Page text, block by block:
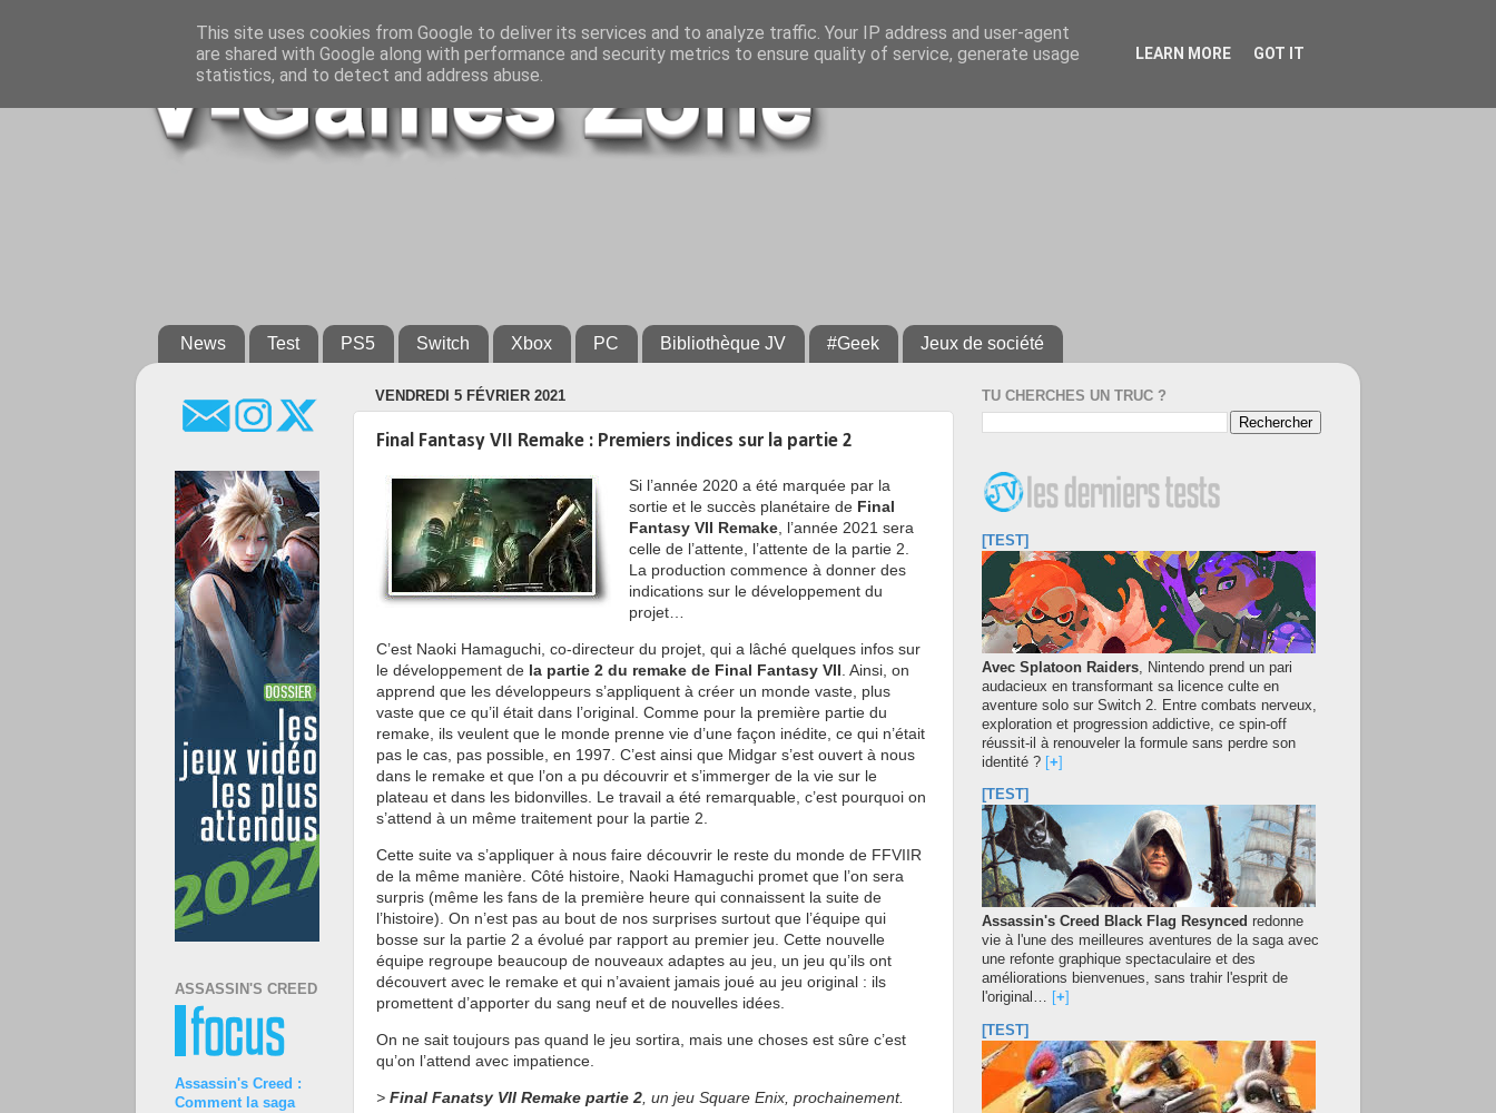
News Test PS5 Switch Xbox PC Bibliothèque JV #Geek Jeux de société
VENDREDI 5 FÉVRIER 2021
Final Fantasy VII Remake : Premiers indices sur la partie 2
Si l’année 2020 a été marquée par la
sortie et le succès planétaire de Final
Fantasy VII Remake, l’année 2021 sera
celle de l’attente, l’attente de la partie 2.
La production commence à donner des
indications sur le développement du
projet…
C’est Naoki Hamaguchi, co-directeur du projet, qui a lâché quelques infos sur
le développement de la partie 2 du remake de Final Fantasy VII . Ainsi, on
apprend que les développeurs s’appliquent à créer un monde vaste, plus
vaste que ce qu’il était dans l’original. Comme pour la première partie du
remake, ils veulent que le monde prenne vie d’une façon inédite, ce qui n’était
pas le cas, pas possible, en 1997. C’est ainsi que Midgar s’est ouvert à nous
dans le remake et que l’on a pu découvrir et s’immerger de la vie sur le
plateau et dans les bidonvilles. Le travail a été remarquable, c’est pourquoi on
s’attend à un même traitement pour la partie 2.
Cette suite va s’appliquer à nous faire découvrir le reste du monde de FFVIIR
de la même manière. Côté histoire, Naoki Hamaguchi promet que l’on sera
surpris (même les fans de la première heure qui connaissent la suite de
l’histoire). On n’est pas au bout de nos surprises surtout que l’équipe qui
bosse sur la partie 2 a évolué par rapport au premier jeu. Cette nouvelle
équipe regroupe beaucoup de nouveaux adaptes au jeu, un jeu qu’ils ont
découvert avec le remake et qui n’avaient jamais joué au jeu original : ils
promettent d’apporter du sang neuf et de nouvelles idées.
On ne sait toujours pas quand le jeu sortira, mais une choses est sûre c’est
qu’on l’attend avec impatience.
> Final Fanatsy VII Remake partie 2 , un jeu Square Enix, prochainement.
ASSASSIN'S CREED
Assassin's Creed :
Comment la saga
TU CHERCHES UN TRUC ?
[TEST]
Avec Splatoon Raiders, Nintendo prend un pari
audacieux en transformant sa licence culte en
aventure solo sur Switch 2. Entre combats nerveux,
exploration et progression addictive, ce spin-off
réussit-il à renouveler la formule sans perdre son
identité ? [+]
[TEST]
Assassin's Creed Black Flag Resynced redonne
vie à l'une des meilleures aventures de la saga avec
une refonte graphique spectaculaire et des
améliorations bienvenues, sans trahir l'esprit de
l'original…
+
[TEST]
This site uses cookies from Google to deliver its services and to analyze traffic. Your IP address and user-agent
are shared with Google along with performance and security metrics to ensure quality of service, generate usage
statistics, and to detect and address abuse.
LEARN MORE GOT IT